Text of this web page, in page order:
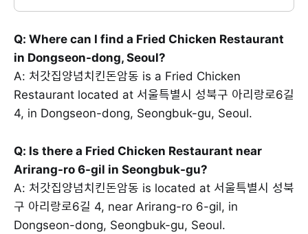
Q: Where can I find a Fried Chicken Restaurant
in Dongseon-dong, Seoul?
A: 처갓집양념치킨돈암동 is a Fried Chicken
Restaurant located at 서울특별시 성북구 아리랑로6길
4, in Dongseon-dong, Seongbuk-gu, Seoul.
Q: Is there a Fried Chicken Restaurant near
Arirang-ro 6-gil in Seongbuk-gu?
A: 처갓집양념치킨돈암동 is located at 서울특별시 성북
구 아리랑로6길 4, near Arirang-ro 6-gil, in
Dongseon-dong, Seongbuk-gu, Seoul.